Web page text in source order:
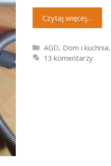
Czytaj więcej…
Kategorie
AGD, Dom i kuchnia,
13 komentarzy